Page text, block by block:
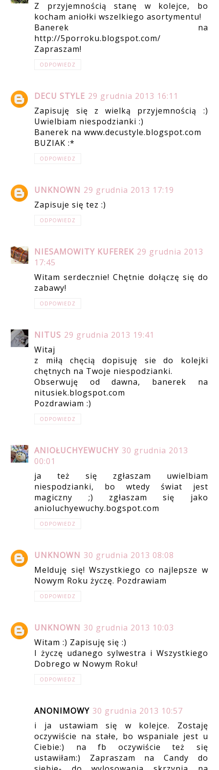
Z przyjemnością stanę w kolejce, bo
kocham aniołki wszelkiego asortymentu!
Banerek na
http://5porroku.blogspot.com/
Zapraszam!
ODPOWIEDZ
DECU STYLE 29 grudnia 2013 16:11
Zapisuję się z wielką przyjemnością :)
Uwielbiam niespodzianki :)
Banerek na www.decustyle.blogspot.com
BUZIAK :*
ODPOWIEDZ
UNKNOWN 29 grudnia 2013 17:19
Zapisuje się tez :)
ODPOWIEDZ
NIESAMOWITY KUFEREK 29 grudnia 2013
17:45
Witam serdecznie! Chętnie dołączę się do
zabawy!
ODPOWIEDZ
NITUS 29 grudnia 2013 19:41
Witaj
z miłą chęcią dopisuję sie do kolejki
chętnych na Twoje niespodzianki.
Obserwuję od dawna, banerek na
nitusiek.blogspot.com
Pozdrawiam :)
ODPOWIEDZ
ANIOŁUCHYEWUCHY 30 grudnia 2013
00:01
ja też się zgłaszam uwielbiam
niespodzianki, bo wtedy świat jest
magiczny ;) zgłaszam się jako
anioluchyewuchy.bogspot.com
ODPOWIEDZ
UNKNOWN 30 grudnia 2013 08:08
Melduję się! Wszystkiego co najlepsze w
Nowym Roku życzę. Pozdrawiam
ODPOWIEDZ
UNKNOWN 30 grudnia 2013 10:03
Witam :) Zapisuję się :)
I życzę udanego sylwestra i Wszystkiego
Dobrego w Nowym Roku!
ODPOWIEDZ
ANONIMOWY 30 grudnia 2013 10:57
i ja ustawiam się w kolejce. Zostaję
oczywiście na stałe, bo wspaniale jest u
Ciebie:) na fb oczywiście też się
ustawiłam:) Zapraszam na Candy do